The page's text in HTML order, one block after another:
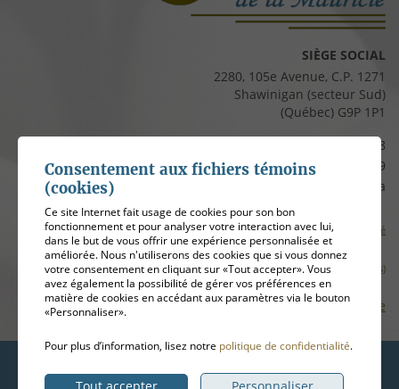
SIÈGE SOCIAL
2280, 105e Avenue, C.P. 1271
Shawinigan (secteur Sud)
(Québec) G9P 1P1
819 537-8828
Télécopieur :819 537-8829
clients@cfmauricie.ca
Conditions d’utilisation et politique de confidentialité
Gérer mes témoins (cookies)
Plan de site
Hébergement
ADN communication
Consentement aux fichiers témoins
(cookies)
Ce site Internet fait usage de cookies pour son bon
fonctionnement et pour analyser votre interaction avec lui,
dans le but de vous offrir une expérience personnalisée et
améliorée. Nous n'utiliserons des cookies que si vous donnez
votre consentement en cliquant sur «Tout accepter». Vous
avez également la possibilité de gérer vos préférences en
matière de cookies en accédant aux paramètres via le bouton
«Personnaliser».
Pour plus d’information, lisez notre politique de confidentialité.